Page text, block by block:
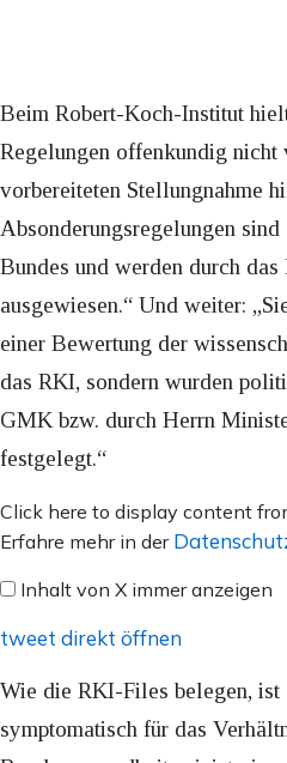
Beim Robert-Koch-Institut
Regelungen offenkundig nicht
vorbereiteten Stellungnahme
Absonderungsregelungen
Bundes und werden durch
ausgewiesen.“ Und weiter:
einer Bewertung der
das RKI, sondern wurden
GMK bzw. durch Herrn
festgelegt.“
Inhalt
von
anzeigen
Click here to display content
Erfahre mehr in der
Inhalt von X immer anzeigen
tweet direkt öffnen
Wie die RKI-Files belegen, ist
symptomatisch für das